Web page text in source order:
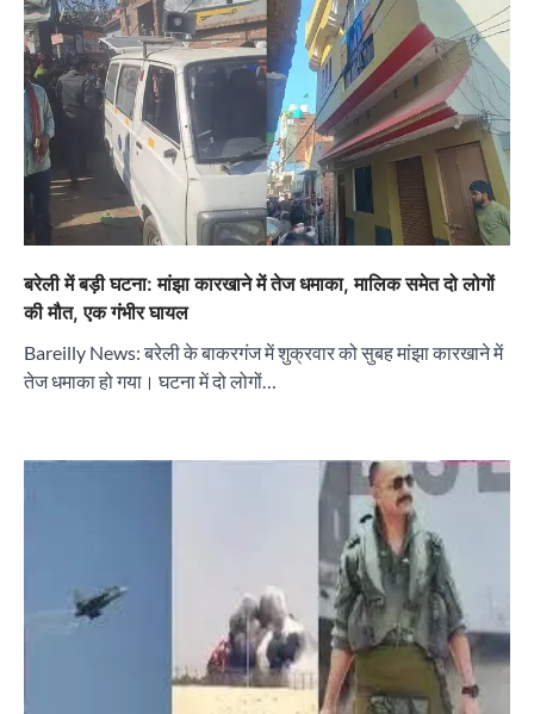
बरेली में बड़ी घटना: मांझा कारखाने में तेज धमाका, मालिक समेत दो लोगों
की मौत, एक गंभीर घायल
Bareilly News: बरेली के बाकरगंज में शुक्रवार को सुबह मांझा कारखाने में
तेज धमाका हो गया। घटना में दो लोगों…